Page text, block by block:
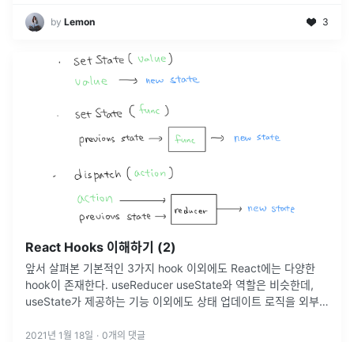
by Lemon 3
React Hooks 이해하기 (2)
앞서 살펴본 기본적인 3가지 hook 이외에도 React에는 다양한
hook이 존재한다. useReducer useState와 역할은 비슷한데,
useState가 제공하는 기능 이외에도 상태 업데이트 로직을 외부
2021년 1월 18일 · 0개의 댓글